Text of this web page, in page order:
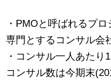
・PMOと呼ばれるプ
専門とするコンサル会
・コンサル一人あたり
コンサル数は今期末